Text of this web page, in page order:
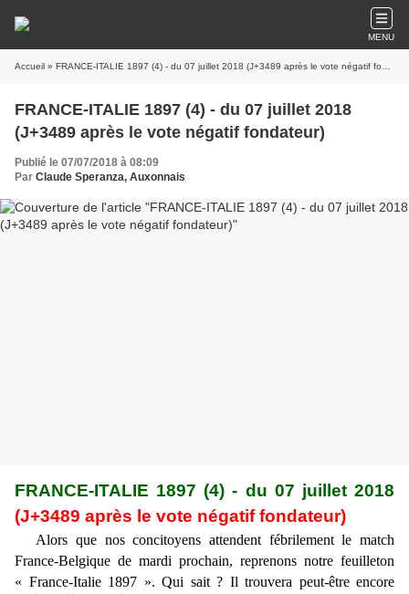
MENU
Accueil » FRANCE-ITALIE 1897 (4) - du 07 juillet 2018 (J+3489 après le vote négatif fondateur)
FRANCE-ITALIE 1897 (4) - du 07 juillet 2018
(J+3489 après le vote négatif fondateur)
Publié le 07/07/2018 à 08:09
Par Claude Speranza, Auxonnais
FRANCE-ITALIE 1897 (4) - du 07 juillet 2018
(J+3489 après le vote négatif fondateur)
Alors que nos concitoyens attendent fébrilement le match
France-Belgique de mardi prochain, reprenons notre feuilleton
« France-Italie 1897 ». Qui sait ? Il trouvera peut-être encore